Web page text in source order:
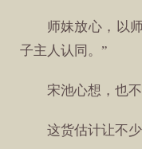
师妹放心，以
子主人认同。”
宋池心想，也
这货估计让不少